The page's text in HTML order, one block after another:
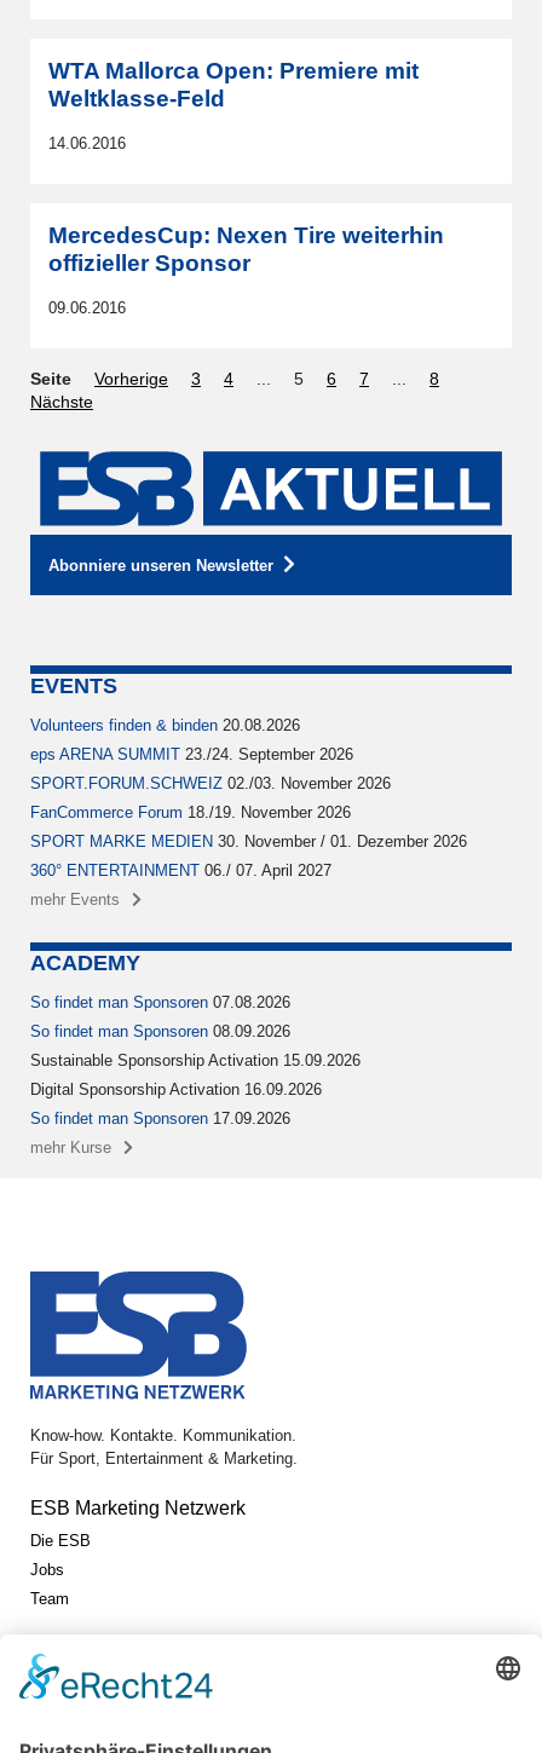
WTA Mallorca Open: Premiere mit
Weltklasse-Feld
14.06.2016
MercedesCup: Nexen Tire weiterhin
offizieller Sponsor
09.06.2016
Seite Vorherige 3 4 5 6 7
8
Nächste
Abonniere unseren Newsletter
EVENTS
Volunteers finden & binden 20.08.2026
eps ARENA SUMMIT 23./24. September 2026
SPORT.FORUM.SCHWEIZ 02./03. November 2026
FanCommerce Forum 18./19. November 2026
SPORT MARKE MEDIEN 30. November / 01. Dezember 2026
360° ENTERTAINMENT 06./ 07. April 2027
mehr Events
ACADEMY
So findet man Sponsoren 07.08.2026
So findet man Sponsoren 08.09.2026
Sustainable Sponsorship Activation 15.09.2026
Digital Sponsorship Activation 16.09.2026
So findet man Sponsoren 17.09.2026
mehr Kurse
Know-how. Kontakte. Kommunikation.
Für Sport, Entertainment & Marketing.
ESB Marketing Netzwerk
Die ESB
Jobs
Team
Jetzt vernetzen!
Die ESB auf LinkedIn